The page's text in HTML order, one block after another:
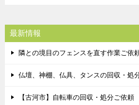
最新情報
隣との境目のフェンスを直す作業ご
仏壇、神棚、仏具、タンスの回収・
【古河市】自転車の回収・処分ご依